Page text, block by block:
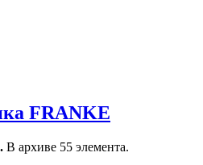
FRANKE
. В архиве 55 элемента.